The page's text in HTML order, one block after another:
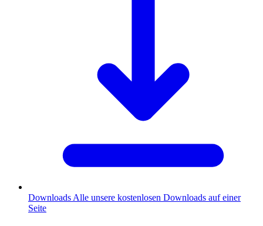
Downloads Alle unsere kostenlosen Downloads auf einer
Seite